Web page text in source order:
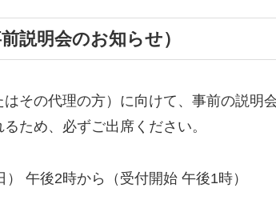
説明会のお知らせ）
その代理の方）に向けて、事前の説明
ため、必ずご出席ください。
午後2時から（受付開始 午後1時）